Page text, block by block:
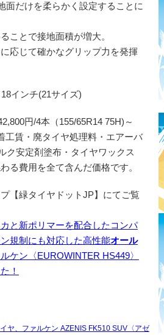
面だけを柔らかく設定することに
ことで接地面積が増大。
応じて確かなグリップ力を発揮
インチ(21サイズ)
円/4本（155/65R14 75H)～
工賃・廃タイヤ処理料・エアーバ
ク安定剤塗布・タイヤワックス
る費用を全て含んだ価格です。
【緑タイヤドットJP】にてご覧
と新ポリマーを配合したコンパ
規制にも対応した高性能オール
ケン〈EUROWINTER HS449〉
！
ヤ、ファルケン AZENIS FK510 SUV〈アゼ